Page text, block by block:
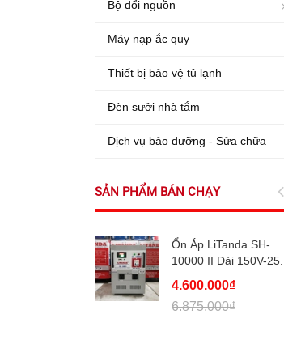
Bộ đổi nguồn
Máy nạp ắc quy
Thiết bị bảo vệ tủ lạnh
Đèn sưởi nhà tắm
Dịch vụ bảo dưỡng - Sửa chữa
SẢN PHẨM BÁN CHẠY
Ổn Áp LiTanda SH-
10000 II Dải 150V-25...
4.600.000₫
6.875.000₫